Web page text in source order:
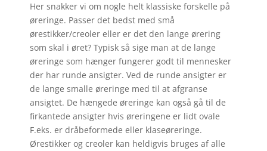
Her snakker vi om nogle helt klassiske forskelle på
øreringe. Passer det bedst med små
ørestikker/creoler eller er det den lange ørering
som skal i øret? Typisk så sige man at de lange
øreringe som hænger fungerer godt til mennesker
der har runde ansigter. Ved de runde ansigter er
de lange smalle øreringe med til at afgranse
ansigtet. De hængede øreringe kan også gå til de
firkantede ansigter hvis øreringene er lidt ovale
F.eks. er dråbeformede eller klaseøreringe.
Ørestikker og creoler kan heldigvis bruges af alle